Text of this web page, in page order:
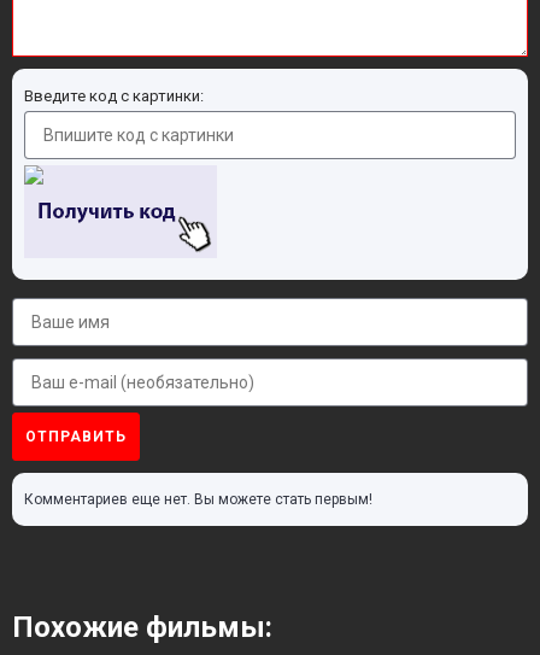
Введите код с картинки:
ОТПРАВИТЬ
Комментариев еще нет. Вы можете стать первым!
Похожие фильмы: